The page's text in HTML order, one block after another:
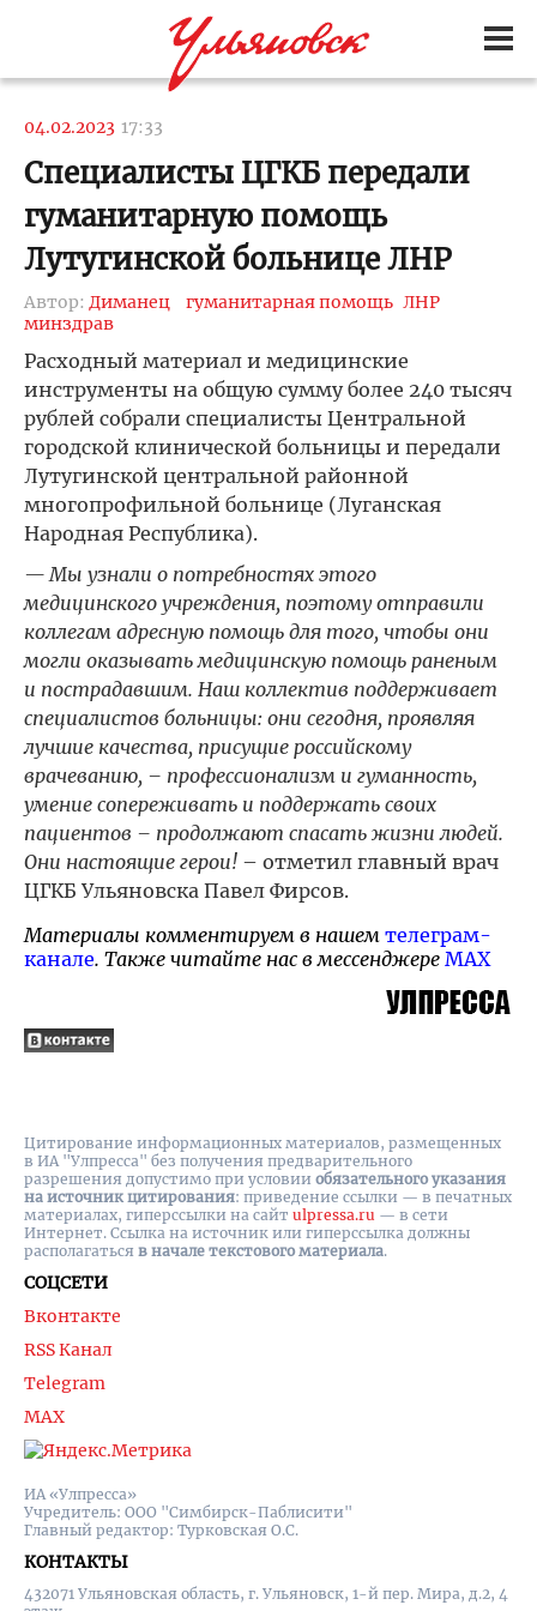
04.02.2023 17:33
Специалисты ЦГКБ передали
гуманитарную помощь
Лутугинской больнице ЛНР
Автор: Диманец гуманитарная помощь ЛНР
минздрав
Расходный материал и медицинские
инструменты на общую сумму более 240 тысяч
рублей собрали специалисты Центральной
городской клинической больницы и передали
Лутугинской центральной районной
многопрофильной больнице (Луганская
Народная Республика).
— Мы узнали о потребностях этого
медицинского учреждения, поэтому отправили
коллегам адресную помощь для того, чтобы они
могли оказывать медицинскую помощь раненым
и пострадавшим. Наш коллектив поддерживает
специалистов больницы: они сегодня, проявляя
лучшие качества, присущие российскому
врачеванию, – профессионализм и гуманность,
умение сопереживать и поддержать своих
пациентов – продолжают спасать жизни людей.
Они настоящие герои! – отметил главный врач
ЦГКБ Ульяновска Павел Фирсов.
Материалы комментируем в нашем телеграм-
канале. Также читайте нас в мессенджере MAX
ИА «Улпресса»
Учредитель: ООО "Симбирск-Паблисити"
Главный редактор: Турковская О.С.
КОНТАКТЫ
432071 Ульяновская область, г. Ульяновск, 1-й пер. Мира, д.2, 4
СОЦСЕТИ
Вконтакте
RSS Канал
Telegram
MAX
Цитирование информационных материалов, размещенных
в ИА "Улпресса" без получения предварительного
разрешения допустимо при условии обязательного указания
на источник цитирования: приведение ссылки — в печатных
материалах, гиперссылки на cайт ulpressa.ru — в сети
Интернет. Ссылка на источник или гиперссылка должны
располагаться в начале текстового материала.